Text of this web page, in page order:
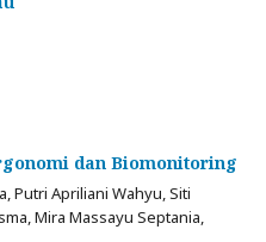
dan Biomonitoring
Putri Apriliani Wahyu, Siti
Mira Massayu Septania,